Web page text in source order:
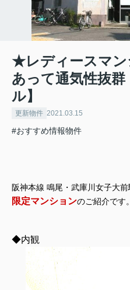
★レディースマ
あって通気性抜
ル】
更新物件 2021.03.15
#おすすめ情報物件
阪神本線 鳴尾・武庫川女子大
限定マンションのご紹介です。
◆内観